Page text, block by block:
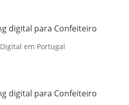
digital para Confeiteiro
em Portugal
digital para Confeiteiro